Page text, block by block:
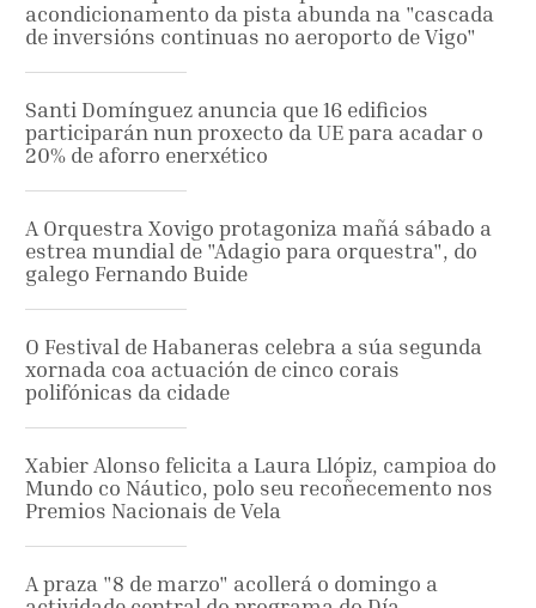
acondicionamento da pista abunda na "cascada
de inversións continuas no aeroporto de Vigo"
Santi Domínguez anuncia que 16 edificios
participarán nun proxecto da UE para acadar o
20% de aforro enerxético
A Orquestra Xovigo protagoniza mañá sábado a
estrea mundial de "Adagio para orquestra", do
galego Fernando Buide
O Festival de Habaneras celebra a súa segunda
xornada coa actuación de cinco corais
polifónicas da cidade
Xabier Alonso felicita a Laura Llópiz, campioa do
Mundo co Náutico, polo seu recoñecemento nos
Premios Nacionais de Vela
A praza "8 de marzo" acollerá o domingo a